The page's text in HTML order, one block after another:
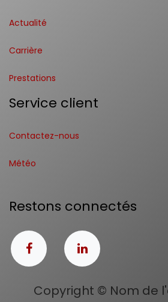
Actualité
Carrière
Prestations
Service client
Contactez-nous
Météo
Restons connectés
Copyright © Nom de